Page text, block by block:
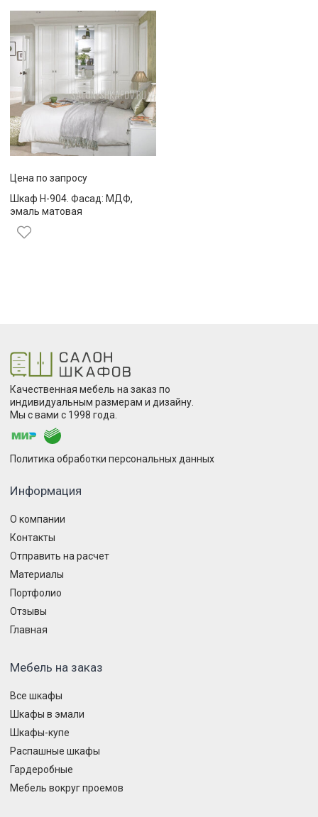
Цена по запросу
Шкаф Н-904. Фасад: МДФ,
эмаль матовая
Качественная мебель на заказ по
индивидуальным размерам и дизайну.
Мы с вами с 1998 года.
Политика обработки персональных данных
Информация
О компании
Контакты
Отправить на расчет
Материалы
Портфолио
Отзывы
Главная
Мебель на заказ
Все шкафы
Шкафы в эмали
Шкафы-купе
Распашные шкафы
Гардеробные
Мебель вокруг проемов